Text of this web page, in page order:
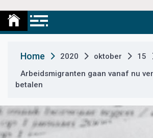
e
t
Medemblik
Home 2020 oktober
15
Arbeidsmigranten gaan vanaf nu
betalen